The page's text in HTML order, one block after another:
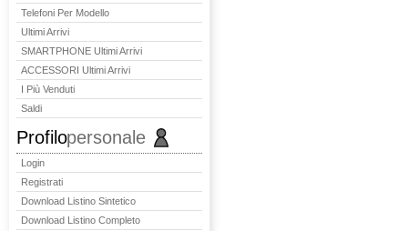
Telefoni Per Modello
Ultimi Arrivi
SMARTPHONE Ultimi Arrivi
ACCESSORI Ultimi Arrivi
I Più Venduti
Saldi
Profilopersonale
Login
Registrati
Download Listino Sintetico
Download Listino Completo